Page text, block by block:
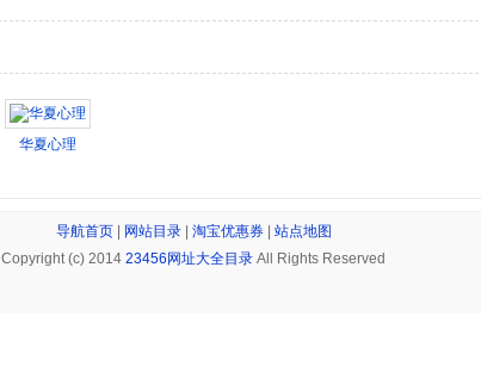
华夏心理
导航首页| 网站目录| 淘宝优惠券| 站点地图
Copyright (c) 2014 23456网址大全目录 All Rights Reserved